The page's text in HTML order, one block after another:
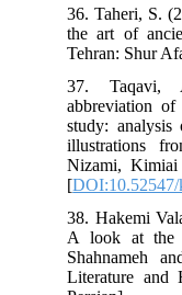
36.
the
37.
study:
[
38.
A